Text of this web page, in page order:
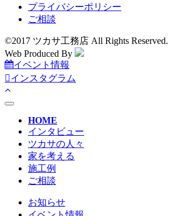
プライバシーポリシー
ご相談
©2017 ツカサ工務店 All Rights Reserved.
Web Produced By
イベント情報
インスタグラム
toggle
navigationHOME
インタビュー
ツカサの人々
家を考える
施工例
ご相談
お知らせ